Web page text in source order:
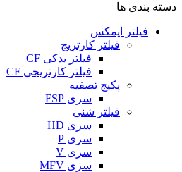
دسته بندی ها
فیلتر ایمکس
فیلتر کارتریج
فیلتر یدکی CF
فیلتر کارتریجی CF
پکیج تصفیه
سری FSP
فیلتر شنی
سری HD
سری P
سری V
سری MFV